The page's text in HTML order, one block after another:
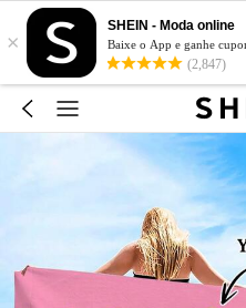
×
SHEIN - Moda online
Baixe o App e ganhe
(2,847)